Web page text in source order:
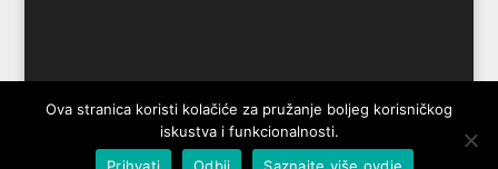
Ova stranica koristi kolačiće za pružanje boljeg korisničkog
iskustva i funkcionalnosti.
Prihvati
Odbij Saznajte više ovdje